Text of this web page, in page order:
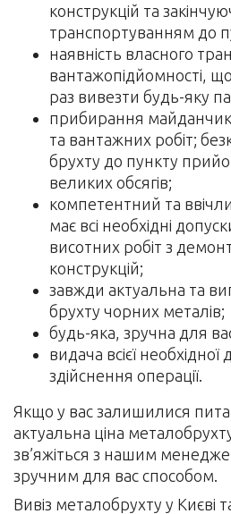
конструкцій та
транспортуванням до
наявність власного
вантажопідйомності,
раз вивезти будь-яку
прибирання
та вантажних робіт;
брухту до пункту
великих обсягів;
компетентний та
має всі необхідні
висотних робіт з
конструкцій;
завжди актуальна та
брухту чорних металів;
будь-яка, зручна для
видача всієї
здійснення операції.
Якщо у вас залишилися
актуальна ціна
зв’яжіться з нашим
зручним для вас способом.
Вивіз металобрухту у Києві